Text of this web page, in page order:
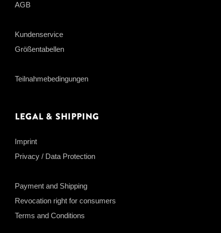
AGB
Kundenservice
Größentabellen
Teilnahmebedingungen
Legal & Shipping
Imprint
Privacy / Data Protection
Payment and Shipping
Revocation right for consumers
Terms and Conditions